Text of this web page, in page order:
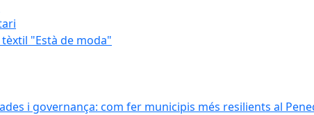
"Està de moda"
i governança: com fer municipis més resilients al